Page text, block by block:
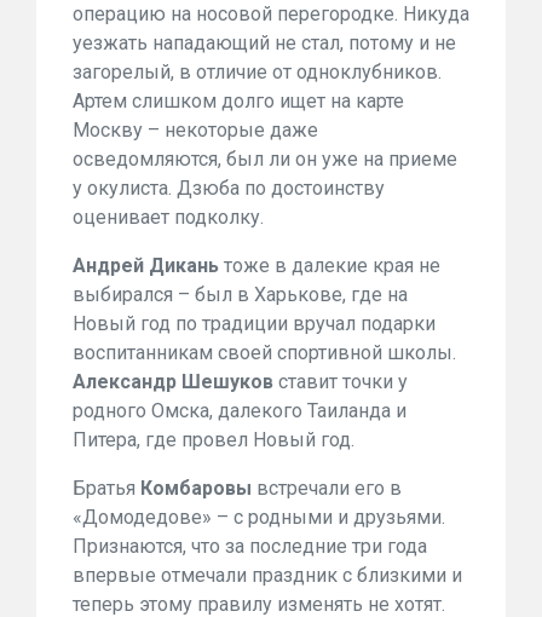
операцию на носовой перегородке. Никуда
уезжать нападающий не стал, потому и не
загорелый, в отличие от одноклубников.
Артем слишком долго ищет на карте
Москву – некоторые даже
осведомляются, был ли он уже на приеме
у окулиста. Дзюба по достоинству
оценивает подколку.
Андрей Дикань тоже в далекие края не
выбирался – был в Харькове, где на
Новый год по традиции вручал подарки
воспитанникам своей спортивной школы.
Александр Шешуков ставит точки у
родного Омска, далекого Таиланда и
Питера, где провел Новый год.
Братья Комбаровы встречали его в
«Домодедове» – с родными и друзьями.
Признаются, что за последние три года
впервые отмечали праздник с близкими и
теперь этому правилу изменять не хотят.